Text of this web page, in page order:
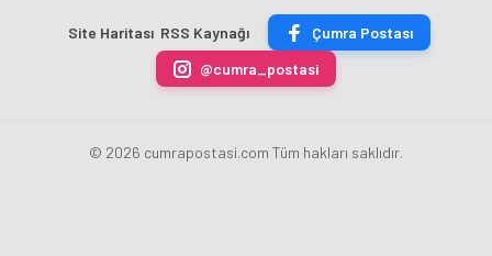
Başarısı
Site Haritası RSS Kaynağı
Çumra Postası
@cumra_postasi
© 2026 cumrapostasi.com Tüm hakları saklıdır.